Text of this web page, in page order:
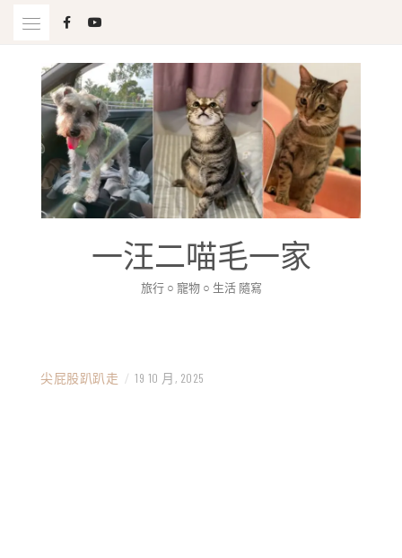
一汪二喵毛一家
旅行 ○ 寵物 ○ 生活 隨寫
尖屁股趴趴走 / 19 10 月, 2025